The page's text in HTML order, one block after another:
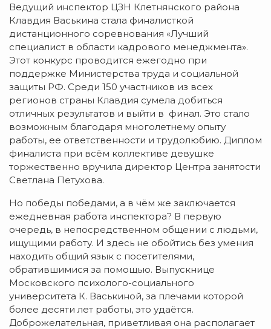
Ведущий инспектор ЦЗН Клетнянского района
Клавдия Васькина стала финалисткой
дистанционного соревнования «Лучший
специалист в области кадрового менеджмента».
Этот конкурс проводится ежегодно при
поддержке Министерства труда и социальной
защиты РФ. Среди 150 участников из всех
регионов страны Клавдия сумела добиться
отличных результатов и выйти в финал. Это стало
возможным благодаря многолетнему опыту
работы, ее ответственности и трудолюбию. Диплом
финалиста при всём коллективе девушке
торжественно вручила директор Центра занятости
Светлана Петухова.
Но победы победами, а в чём же заключается
ежедневная работа инспектора? В первую
очередь, в непосредственном общении с людьми,
ищущими работу. И здесь не обойтись без умения
находить общий язык с посетителями,
обратившимися за помощью. Выпускнице
Московского психолого-социального
университета К. Васькиной, за плечами которой
более десяти лет работы, это удаётся.
Доброжелательная, приветливая она располагает